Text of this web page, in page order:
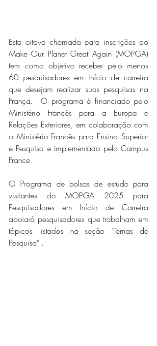
Esta oitava chamada para inscrições do
Make Our Planet Great Again (MOPGA)
tem como objetivo receber pelo menos
60 pesquisadores em início de carreira
que desejam realizar suas pesquisas na
França.  O programa é financiado pelo
Ministério Francês para a Europa e
Relações Exteriores, em colaboração com
o Ministério Francês para Ensino Superior
e Pesquisa e implementado pelo Campus
France.
O Programa de bolsas de estudo para
visitantes do MOPGA 2025 para
Pesquisadores em Início de Carreira
apoiará pesquisadores que trabalham em
tópicos listados na seção "Temas de
Pesquisa" .